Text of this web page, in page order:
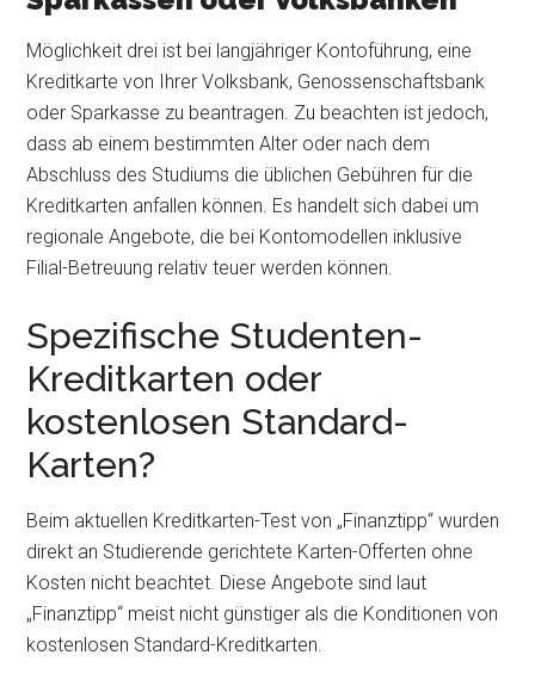
Möglichkeit drei ist bei langjähriger Kontoführung, eine
Kreditkarte von Ihrer Volksbank, Genossenschaftsbank
oder Sparkasse zu beantragen. Zu beachten ist jedoch,
dass ab einem bestimmten Alter oder nach dem
Abschluss des Studiums die üblichen Gebühren für die
Kreditkarten anfallen können. Es handelt sich dabei um
regionale Angebote, die bei Kontomodellen inklusive
Filial-Betreuung relativ teuer werden können.
Spezifische Studenten-
Kreditkarten oder
kostenlosen Standard-
Karten?
Beim aktuellen Kreditkarten-Test von „Finanztipp“ wurden
direkt an Studierende gerichtete Karten-Offerten ohne
Kosten nicht beachtet. Diese Angebote sind laut
„Finanztipp“ meist nicht günstiger als die Konditionen von
kostenlosen Standard-Kreditkarten.